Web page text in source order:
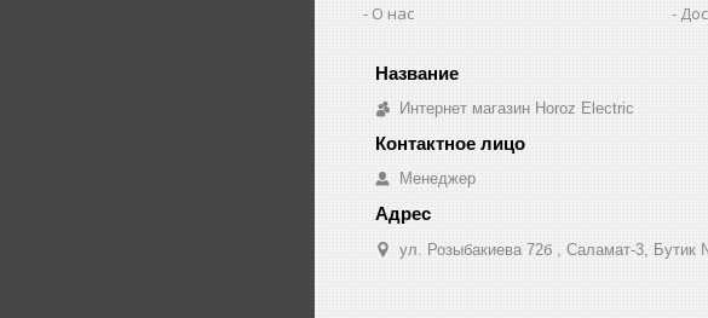
О нас
Интернет магазин Horoz Electric
Менеджер
ул. Розыбакиева 72б , Саламат-3,